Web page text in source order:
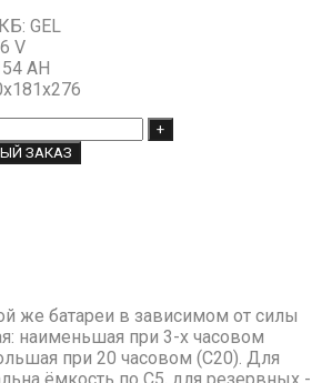
: GEL
6 V
AH
ЗАКАЗ
же батареи в зависимом от силы
наименьшая при 3-х часовом
при 20 часовом (С20). Для